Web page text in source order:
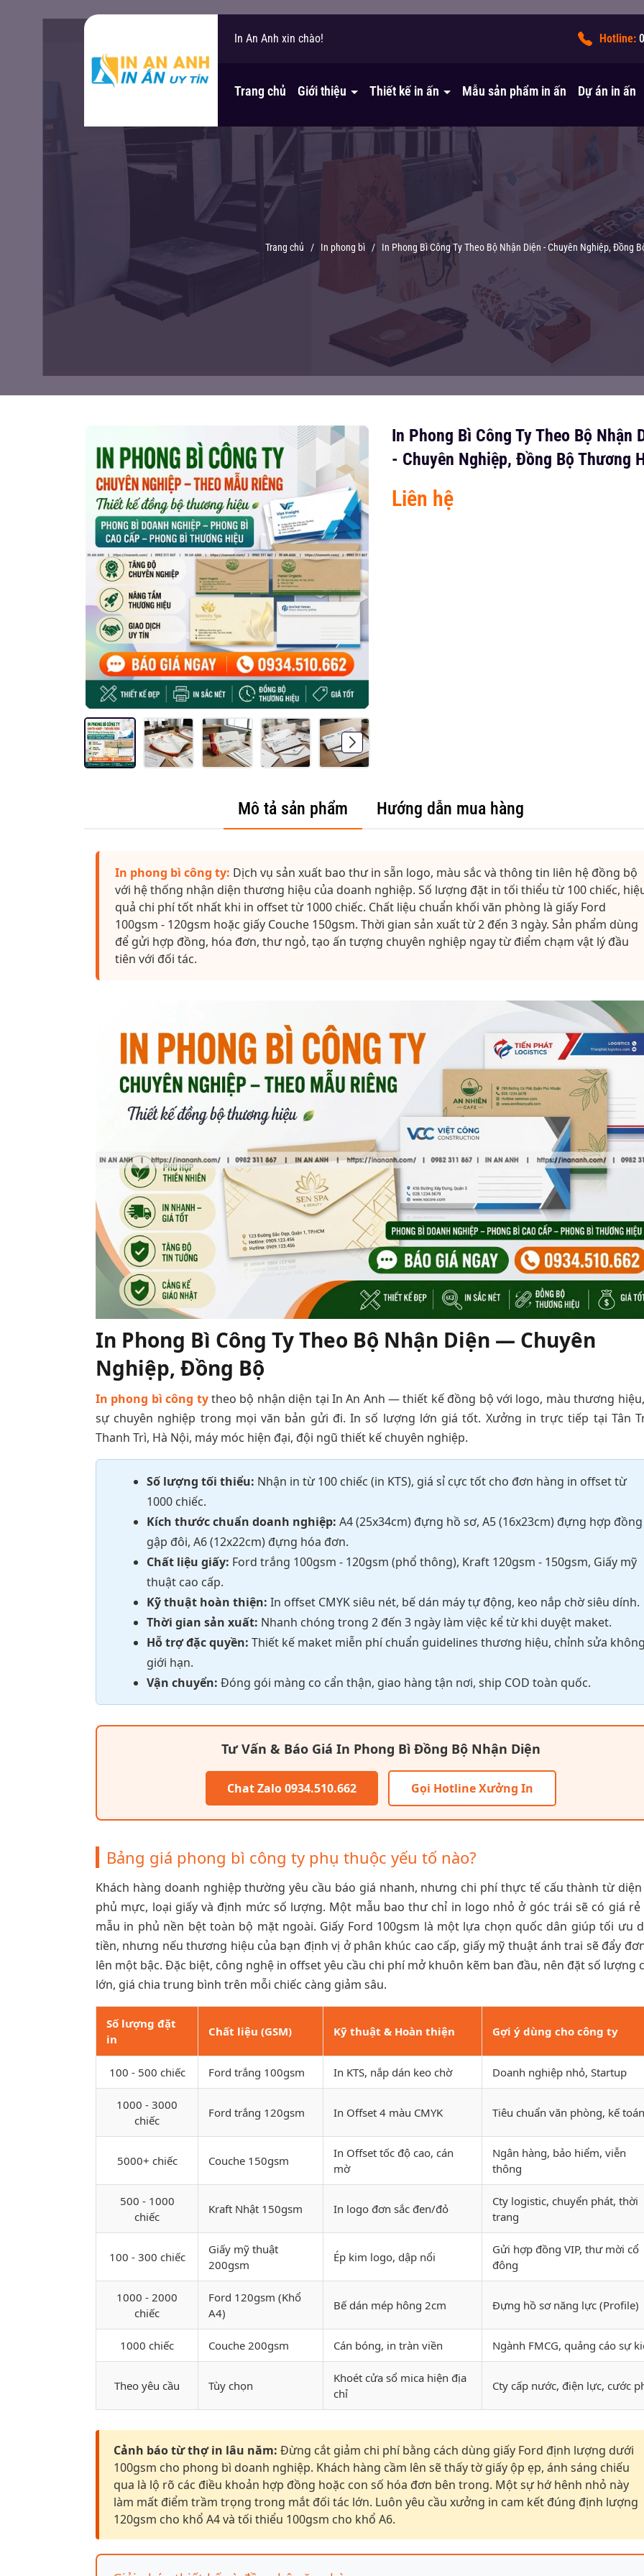
In An Anh xin chào!
Bạn cần hỗ trợ? Hotline:
Trang chủ Giới thiệu Thiết kế in ấn Mẫu sản phẩm in ấn Dự án in ấn
Trang chủ / In phong bì / In Phong Bì Công Ty Theo Bộ Nhận Diện - Chuyên Nghiệp, Đồng
In Phong Bì Công Ty Theo Bộ Nhận
- Chuyên Nghiệp, Đồng Bộ Thương
Liên hệ
Mô tả sản phẩm Hướng dẫn mua hàng
In phong bì công ty: Dịch vụ sản xuất bao thư in sẵn logo, màu sắc và thông tin liên hệ đồng bộ
với hệ thống nhận diện thương hiệu của doanh nghiệp. Số lượng đặt in tối thiểu từ 100 chiếc,
quả chi phí tốt nhất khi in offset từ 1000 chiếc. Chất liệu chuẩn khối văn phòng là giấy Ford
100gsm - 120gsm hoặc giấy Couche 150gsm. Thời gian sản xuất từ 2 đến 3 ngày. Sản phẩm dùng
để gửi hợp đồng, hóa đơn, thư ngỏ, tạo ấn tượng chuyên nghiệp ngay từ điểm chạm vật lý đầu
tiên với đối tác.
In Phong Bì Công Ty Theo Bộ Nhận Diện — Chuyên
Nghiệp, Đồng Bộ
In phong bì công tytheo bộ nhận diện tại In An Anh — thiết kế đồng bộ với logo, màu thương
sự chuyên nghiệp trong mọi văn bản gửi đi. In số lượng lớn giá tốt. Xưởng in trực tiếp tại Tân
Thanh Trì, Hà Nội, máy móc hiện đại, đội ngũ thiết kế chuyên nghiệp.
Số lượng tối thiểu: Nhận in từ 100 chiếc (in KTS), giá sỉ cực tốt cho đơn hàng in offset từ
1000 chiếc.
Kích thước chuẩn doanh nghiệp: A4 (25x34cm) đựng hồ sơ, A5 (16x23cm) đựng hợp đồng
gập đôi, A6 (12x22cm) đựng hóa đơn.
Chất liệu giấy: Ford trắng 100gsm - 120gsm (phổ thông), Kraft 120gsm - 150gsm, Giấy mỹ
thuật cao cấp.
Kỹ thuật hoàn thiện: In offset CMYK siêu nét, bế dán máy tự động, keo nắp chờ siêu dính.
Thời gian sản xuất: Nhanh chóng trong 2 đến 3 ngày làm việc kể từ khi duyệt maket.
Hỗ trợ đặc quyền: Thiết kế maket miễn phí chuẩn guidelines thương hiệu, chỉnh sửa không
giới hạn.
Vận chuyển: Đóng gói màng co cẩn thận, giao hàng tận nơi, ship COD toàn quốc.
Tư Vấn & Báo Giá In Phong Bì Đồng Bộ Nhận Diện
Chat Zalo 0934.510.662 Gọi Hotline Xưởng In
Bảng giá phong bì công ty phụ thuộc yếu tố nào?
Khách hàng doanh nghiệp thường yêu cầu báo giá nhanh, nhưng chi phí thực tế cấu thành từ
phủ mực, loại giấy và định mức số lượng. Một mẫu bao thư chỉ in logo nhỏ ở góc trái sẽ có giá rẻ
mẫu in phủ nền bệt toàn bộ mặt ngoài. Giấy Ford 100gsm là một lựa chọn quốc dân giúp tối ưu
tiền, nhưng nếu thương hiệu của bạn định vị ở phân khúc cao cấp, giấy mỹ thuật ánh trai sẽ đẩy
lên một bậc. Đặc biệt, công nghệ in offset yêu cầu chi phí mở khuôn kẽm ban đầu, nên đặt số lượng
lớn, giá chia trung bình trên mỗi chiếc càng giảm sâu.
Số lượng đặt
in
Chất liệu (GSM) Kỹ thuật & Hoàn thiện Gợi ý dùng cho công ty
100 - 500 chiếc Ford trắng 100gsm In KTS, nắp dán keo chờ Doanh nghiệp nhỏ, Startup
1000 - 3000
chiếc
Ford trắng 120gsm In Offset 4 màu CMYK Tiêu chuẩn văn phòng, kế toán
5000+ chiếc Couche 150gsm
In Offset tốc độ cao, cán
mờ
Ngân hàng, bảo hiểm, viễn
thông
500 - 1000
chiếc
Kraft Nhật 150gsm In logo đơn sắc đen/đỏ
Cty logistic, chuyển phát, thời
trang
100 - 300 chiếc
Giấy mỹ thuật
200gsm
Ép kim logo, dập nổi
Gửi hợp đồng VIP, thư mời cổ
đông
1000 - 2000
chiếc
Ford 120gsm (Khổ
A4)
Bế dán mép hông 2cm Đựng hồ sơ năng lực (Profile)
1000 chiếc Couche 200gsm Cán bóng, in tràn viền Ngành FMCG, quảng cáo sự
Theo yêu cầu Tùy chọn
Khoét cửa sổ mica hiện địa
chỉ
Cty cấp nước, điện lực, cước
Cảnh báo từ thợ in lâu năm: Đừng cắt giảm chi phí bằng cách dùng giấy Ford định lượng dưới
100gsm cho phong bì doanh nghiệp. Khách hàng cầm lên sẽ thấy tờ giấy ộp ẹp, ánh sáng chiếu
qua là lộ rõ các điều khoản hợp đồng hoặc con số hóa đơn bên trong. Một sự hớ hênh nhỏ này
làm mất điểm trầm trọng trong mắt đối tác lớn. Luôn yêu cầu xưởng in cam kết đúng định lượng
120gsm cho khổ A4 và tối thiểu 100gsm cho khổ A6.